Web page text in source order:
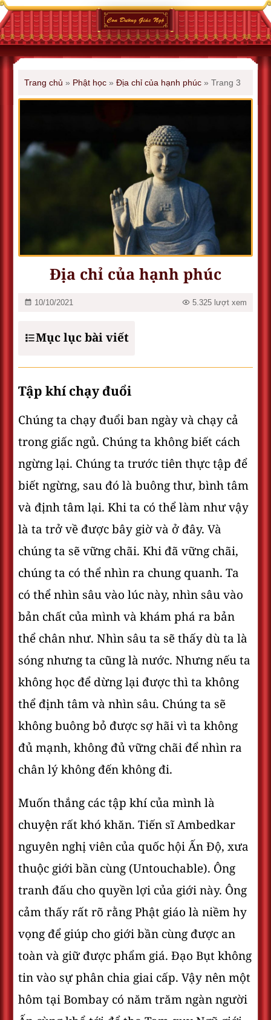
Trang chủ » Phật học » Địa chỉ của hạnh phúc » Trang 3
Địa chỉ của hạnh phúc
10/10/2021 5.325 lượt xem
Mục lục bài viết
Tập khí chạy đuổi
Chúng ta chạy đuổi ban ngày và chạy cả
trong giấc ngủ. Chúng ta không biết cách
ngừng lại. Chúng ta trước tiên thực tập để
biết ngừng, sau đó là buông thư, bình tâm
và định tâm lại. Khi ta có thể làm như vậy
là ta trở về được bây giờ và ở đây. Và
chúng ta sẽ vững chãi. Khi đã vững chãi,
chúng ta có thể nhìn ra chung quanh. Ta
có thể nhìn sâu vào lúc này, nhìn sâu vào
bản chất của mình và khám phá ra bản
thể chân như. Nhìn sâu ta sẽ thấy dù ta là
sóng nhưng ta cũng là nước. Nhưng nếu ta
không học để dừng lại được thì ta không
thể định tâm và nhìn sâu. Chúng ta sẽ
không buông bỏ được sợ hãi vì ta không
đủ mạnh, không đủ vững chãi để nhìn ra
chân lý không đến không đi.
Muốn thắng các tập khí của mình là
chuyện rất khó khăn. Tiến sĩ Ambedkar
nguyên nghị viên của quốc hội Ấn Độ, xưa
thuộc giới bần cùng (Untouchable). Ông
tranh đấu cho quyền lợi của giới này. Ông
cảm thấy rất rõ rằng Phật giáo là niềm hy
vọng để giúp cho giới bần cùng được an
toàn và giữ được phẩm giá. Đạo Bụt không
tin vào sự phân chia giai cấp. Vậy nên một
hôm tại Bombay có năm trăm ngàn người